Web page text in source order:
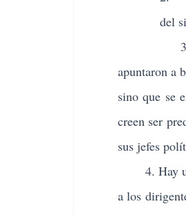
del
3. Al
apuntaron a
sino que se
creen ser
sus jefes
4. Hay una
a los